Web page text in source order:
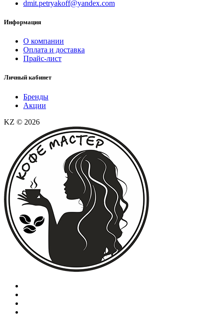
dmit.petryakoff@yandex.com
Информация
О компании
Оплата и доставка
Прайс-лист
Личный кабинет
Бренды
Акции
KZ © 2026